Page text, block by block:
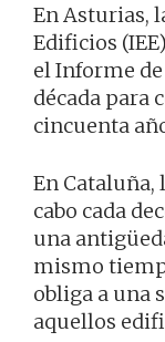
En Asturias,
Edificios
el Informe
década para
cincuenta
En Cataluña,
cabo cada
una
mismo
obliga a una
aquellos